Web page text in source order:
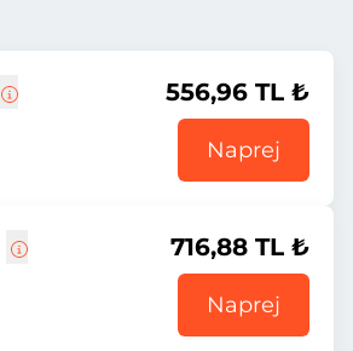
556,96 TL ₺
Naprej
716,88 TL ₺
Naprej